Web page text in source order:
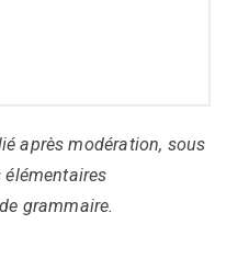
après modération, sous
élémentaires
grammaire.